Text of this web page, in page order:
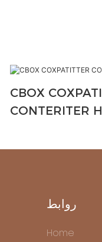
CBOX
CONTERITER
روابط
Home